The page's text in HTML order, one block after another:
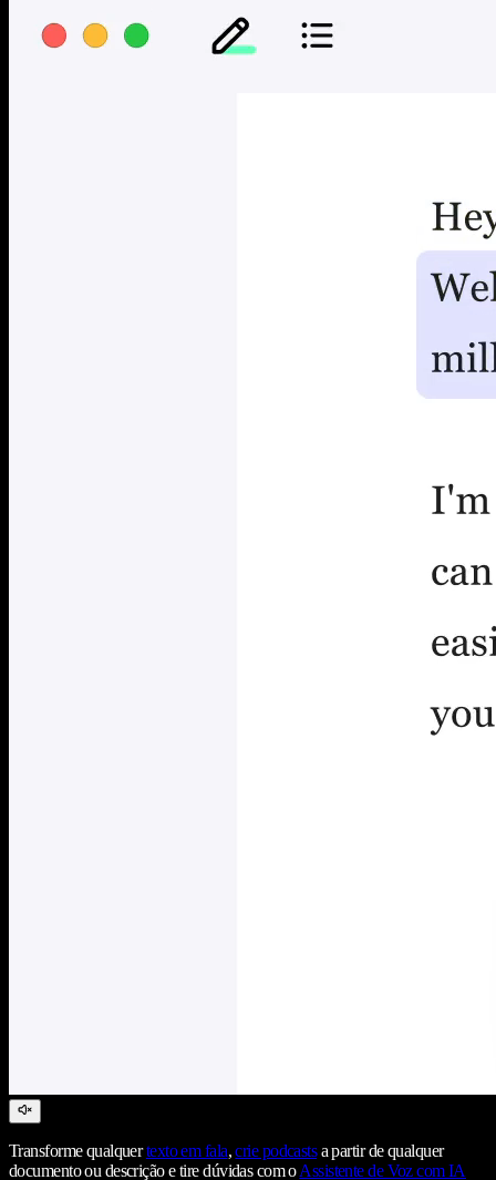
Transforme qualquertexto em fala,crie podcastsa partir de qualquer
documento ou descrição e tire dúvidas com oAssistente de Voz com IA